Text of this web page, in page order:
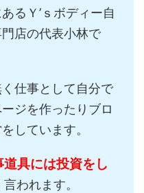
るＹ’ｓボディー自
店の代表小林で
仕事として自分で
ジを作ったりブロ
しています。
道具には投資をし
われます。